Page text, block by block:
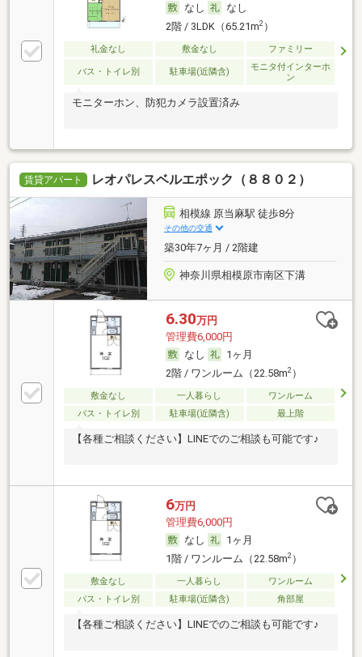
なし
なし
2階 / 3LDK（65.21m2）
礼金なし 敷金なし ファミリー
バス・トイレ別 駐車場(近隣含)
モニタ付インターホ
ン
モニターホン、防犯カメラ設置済み
賃貸アパート レオパレスベルエポック（８８０２）
相模線 原当麻駅 徒歩8分
その他の交通
築30年7ヶ月 / 2階建
神奈川県相模原市南区下溝
6.30万円
管理費6,000円
なし
1ヶ月
2階 / ワンルーム（22.58m2）
敷金なし 一人暮らし
ワンルーム
バス・トイレ別
駐車場(近隣含) 最上階
【各種ご相談ください】LINEでのご相談も可能です♪
6万円
管理費6,000円
なし
1ヶ月
1階 / ワンルーム（22.58m2）
敷金なし 一人暮らし
ワンルーム
バス・トイレ別
駐車場(近隣含) 角部屋
【各種ご相談ください】LINEでのご相談も可能です♪